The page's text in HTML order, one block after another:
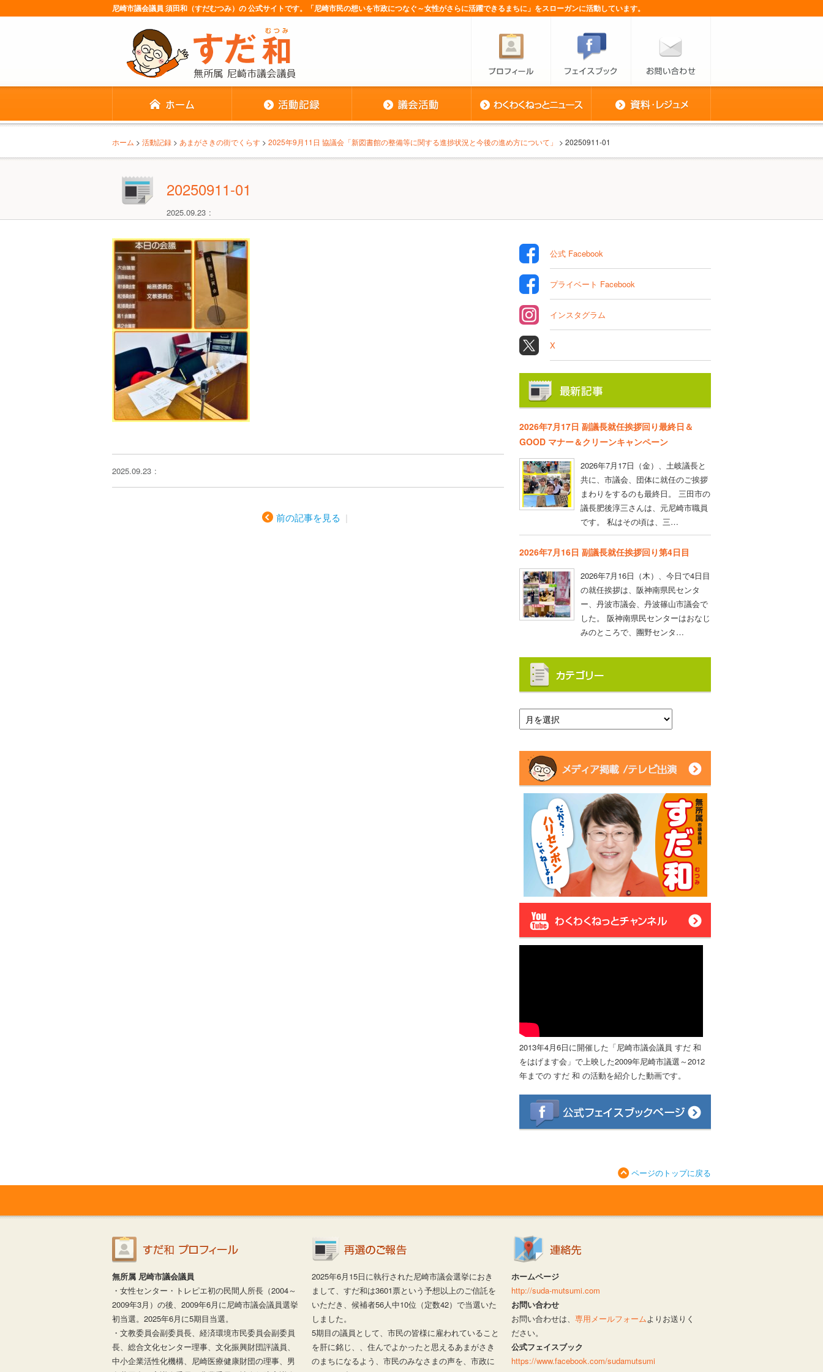
尼崎市議会議員 須田和（すだむつみ）の 公式サイトです。「尼崎市民の想いを市政につなぐ～女性がさらに活躍できるまちに」をスローガンに活動しています。
ホーム > 活動記録 > あまがさきの街でくらす > 2025年9月11日 協議会「新図書館の整備等に関する進捗状況と今後の進め方について」 > 20250911-01
20250911-01
2025.09.23
2025.09.23
前の記事を見る
公式 Facebook
プライベート Facebook
インスタグラム
X
2026年7月17日 副議長就任挨拶回り最終日＆
GOOD マナー＆クリーンキャンペーン
2026年7月17日（金）、土岐議長と
共に、市議会、団体に就任のご挨拶
まわりをするのも最終日。 三田市の
議長肥後淳三さんは、元尼崎市職員
です。 私はその頃は、三…
2026年7月16日 副議長就任挨拶回り第4日目
2026年7月16日（木）、今日で4日目
の就任挨拶は、阪神南県民センタ
ー、丹波市議会、丹波篠山市議会で
した。 阪神南県民センターはおなじ
みのところで、團野センタ…
2013年4月6日に開催した「尼崎市議会議員 すだ 和
をはげます会」で上映した2009年尼崎市議選～2012
年までの すだ 和 の活動を紹介した動画です。
ページのトップに戻る
無所属 尼崎市議会議員
・女性センター・トレピエ初の民間人所長（2004～
2009年3月）の後、2009年6月に尼崎市議会議員選挙
初当選。2025年6月に5期目当選。
・文教委員会副委員長、経済環境市民委員会副委員
長、総合文化センター理事、文化振興財団評議員、
中小企業活性化機構、尼崎医療健康財団の理事、男
2025年6月15日に執行された尼崎市議会選挙におき
まして、すだ和は3601票という予想以上のご信託を
いただき、候補者56人中10位（定数42）で当選いた
しました。
5期目の議員として、市民の皆様に雇われていること
を肝に銘じ、、住んでよかったと思えるあまがさき
のまちになるよう、市民のみなさまの声を、市政に
ホームページ
http://suda-mutsumi.com
お問い合わせ
お問い合わせは、 専用メールフォームよりお送りく
ださい。
公式フェイスブック
https://www.facebook.com/sudamutsumi